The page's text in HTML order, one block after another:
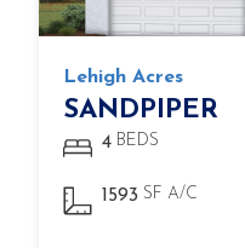
Lehigh Acres
SANDPIPER
4 BEDS
1593 SF A/C